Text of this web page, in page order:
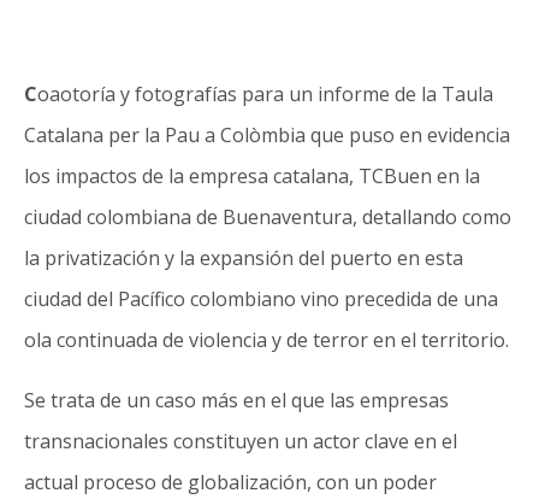
Coaotoría y fotografías para un informe de la Taula
Catalana per la Pau a Colòmbia que puso en evidencia
los impactos de la empresa catalana, TCBuen en la
ciudad colombiana de Buenaventura, detallando como
la privatización y la expansión del puerto en esta
ciudad del Pacífico colombiano vino precedida de una
ola continuada de violencia y de terror en el territorio.
Se trata de un caso más en el que las empresas
transnacionales constituyen un actor clave en el
actual proceso de globalización, con un poder